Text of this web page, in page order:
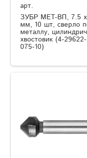
арт.
ЗУБР МЕТ-ВП, 7.5 х
мм, 10 шт, сверло
металлу,
хвостовик (4-
075-10)